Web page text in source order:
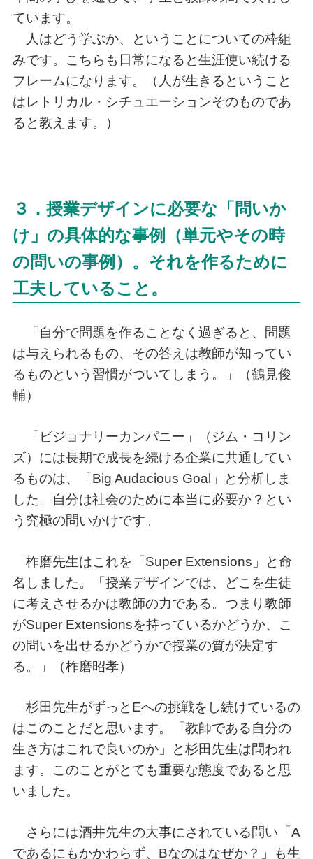
ています。
人はどう学ぶか、ということについての枠組
みです。こちらも日常になると生涯使い続ける
フレームになります。（人が生きるということ
はレトリカル・シチュエーションそのものであ
ると教えます。）
３．授業デザインに必要な「問いか
け」の具体的な事例（単元やその時
の問いの事例）。それを作るために
工夫していること。
「自分で問題を作ることなく過ぎると、問題
は与えられるもの、その答えは教師が知ってい
るものという習慣がついてしまう。」（鶴見俊
輔）
「ビジョナリーカンパニー」（ジム・コリン
ズ）には長期で成長を続ける企業に共通してい
るものは、「Big Audacious Goal」と分析しま
した。自分は社会のために本当に必要か？とい
う究極の問いかけです。
柞磨先生はこれを「Super Extensions」と命
名しました。「授業デザインでは、どこを生徒
に考えさせるかは教師の力である。つまり教師
がSuper Extensionsを持っているかどうか、こ
の問いを出せるかどうかで授業の質が決定す
る。」（柞磨昭孝）
杉田先生がずっとEへの挑戦をし続けているの
はこのことだと思います。「教師である自分の
生き方はこれで良いのか」と杉田先生は問われ
ます。このことがとても重要な態度であると思
いました。
さらには酒井先生の大事にされている問い「A
であるにもかかわらず、Bなのはなぜか？」も生